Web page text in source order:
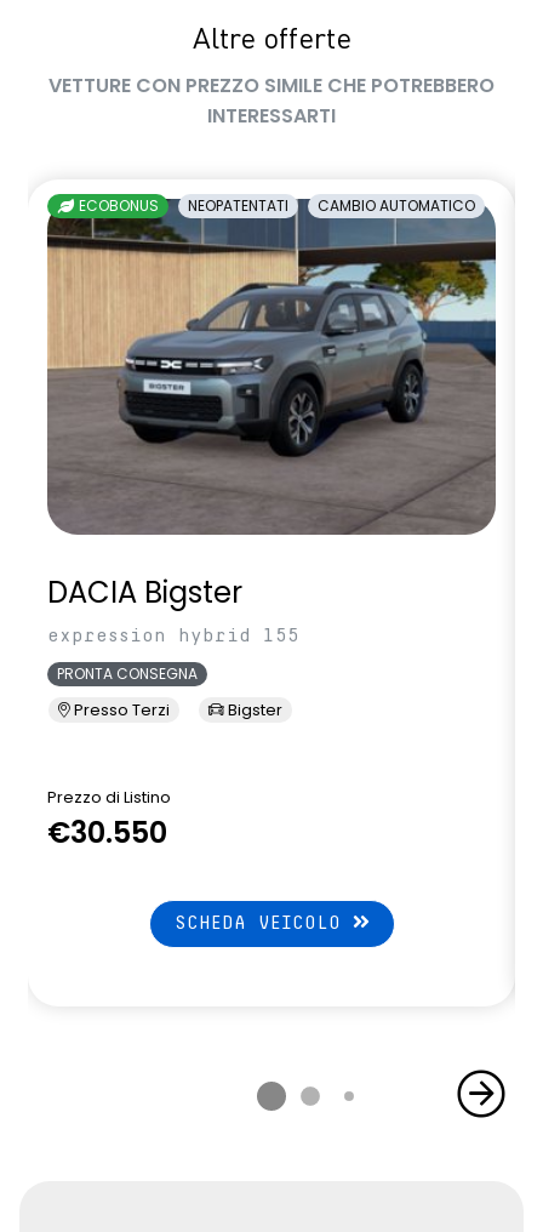
Altre offerte
VETTURE CON PREZZO SIMILE CHE POTREBBERO
INTERESSARTI
ECOBONUS NEOPATENTATI CAMBIO AUTOMATICO
DACIA Bigster
expression hybrid 155
PRONTA CONSEGNA
Presso Terzi Bigster
Prezzo di Listino
€30.550
SCHEDA VEICOLO